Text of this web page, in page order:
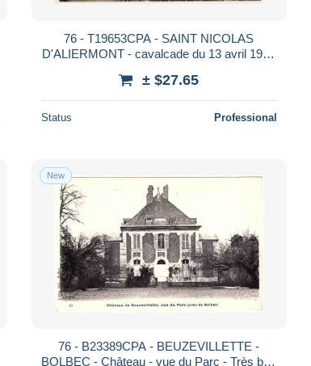
76 - T19653CPA - SAINT NICOLAS
D'ALIERMONT - cavalcade du 13 avril 1914
MARITI
± $27.65
Status Professional
New
76 - B23389CPA - BEUZEVILLETTE -
BOLBEC - Château - vue du Parc - Très bon